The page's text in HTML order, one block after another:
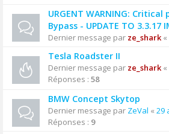
URGENT WARNING:
Bypass - UPDATE TO 3.3.17
Dernier message par ze_shark«
Tesla Roadster II
Dernier message par ze_shark«
Réponses : 58
BMW Concept Skytop
Dernier message par ZeVal « 29
Réponses : 9